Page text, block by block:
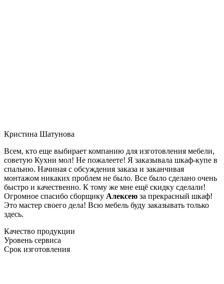
Кристина Шатунова
Всем, кто еще выбирает компанию для изготовления мебели,
советую Кухни мол! Не пожалеете! Я заказывала шкаф-купе в
спальню. Начиная с обсуждения заказа и заканчивая
монтажом никаких проблем не было. Все было сделано очень
быстро и качественно. К тому же мне ещё скидку сделали!
Огромное спасибо сборщику Алексею за прекрасный шкаф!
Это мастер своего дела! Всю мебель буду заказывать только
здесь.
Качество продукции
Уровень сервиса
Срок изготовления